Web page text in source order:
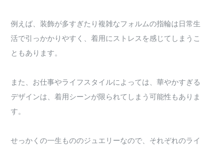
例えば、装飾が多すぎたり複雑なフォルムの指輪は日常生
活で引っかかりやすく、着用にストレスを感じてしまうこ
ともあります。
また、お仕事やライフスタイルによっては、華やかすぎる
デザインは、着用シーンが限られてしまう可能性もありま
す。
せっかくの一生もののジュエリーなので、それぞれのライ